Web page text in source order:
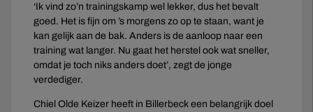
‘Ik vind zo’n trainingskamp wel lekker, dus het bevalt
goed. Het is fijn om ’s morgens zo op te staan, want je
kan gelijk aan de bak. Anders is de aanloop naar een
training wat langer. Nu gaat het herstel ook wat sneller,
omdat je toch niks anders doet’, zegt de jonge
verdediger.
Chiel Olde Keizer heeft in Billerbeck een belangrijk doel